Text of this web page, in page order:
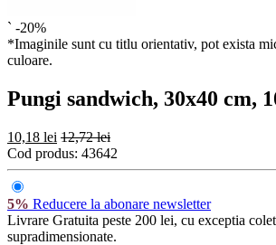
` -20%
*Imaginile sunt cu titlu orientativ, pot exista
culoare.
Pungi sandwich, 30x40 cm,
10,18 lei 12,72 lei
Cod produs: 43642
5% Reducere la abonare newsletter
Livrare Gratuita peste 200 lei, cu exceptia
supradimensionate.